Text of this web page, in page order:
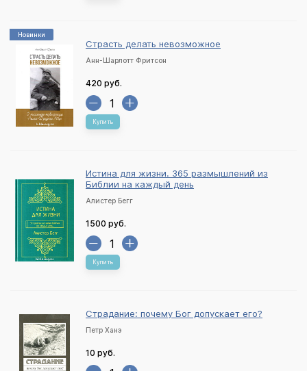
Новинки
Страсть делать невозможное
Анн-Шарлотт Фритсон
420 руб.
Купить
Истина для жизни. 365 размышлений из
Библии на каждый день
Алистер Бегг
1500 руб.
Купить
Страдание: почему Бог допускает его?
Петр Ханэ
10 руб.